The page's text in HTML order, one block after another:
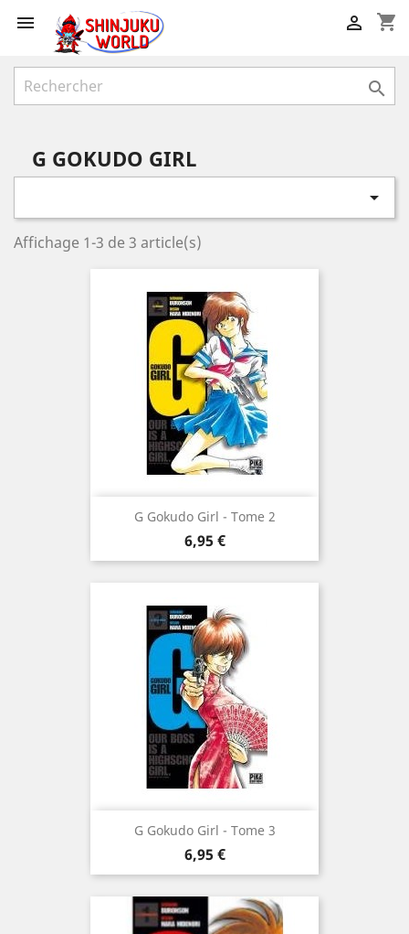
 shopping_cart


G GOKUDO GIRL

Affichage 1-3 de 3 article(s)
G Gokudo Girl - Tome 2
Prix
6,95 €
G Gokudo Girl - Tome 3
Prix
6,95 €